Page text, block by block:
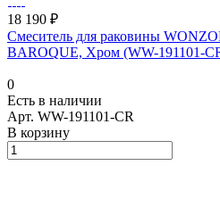
18 190 ₽
Смеситель для раковины
BAROQUE, Хром (WW-191101-
0
Есть в наличии
Арт. WW-191101-CR
В корзину